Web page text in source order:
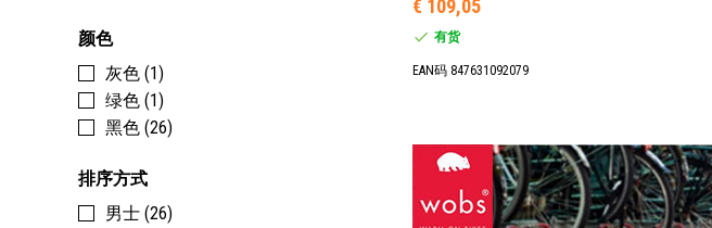
颜色
灰色 (1)
绿色 (1)
黑色 (26)
排序方式
男士 (26)
€ 109,05
有货
EAN码 847631092079